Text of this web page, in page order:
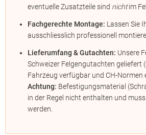
eventuelle Zusatzteile sind nichtim
Fachgerechte Montage: Lassen Sie
ausschliesslich professionell
Lieferumfang & Gutachten: Unsere
Schweizer Felgengutachten geliefert
Fahrzeug verfügbar und CH-Normen
Achtung: Befestigungsmaterial
in der Regel nicht enthalten und
werden.